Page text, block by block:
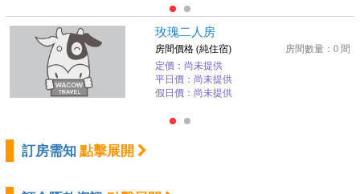
玫瑰二人房
房間數量：0 間
房間價格 (純住宿)
定價：尚未提供
平日價：尚未提供
假日價：尚未提供
訂房需知 點擊展開